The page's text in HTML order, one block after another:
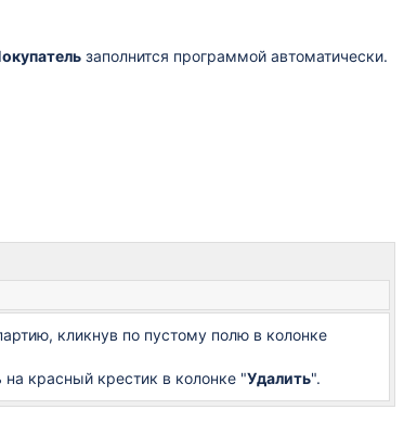
заполнится программой автоматически.
кликнув по пустому полю в колонке
красный крестик в колонке "Удалить".